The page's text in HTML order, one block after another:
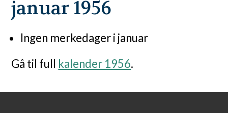
januar 1956
Ingen merkedager i januar
Gå til full kalender 1956.